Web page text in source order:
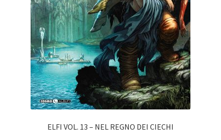
ELFI VOL. 13 – NEL REGNO DEI CIECHI